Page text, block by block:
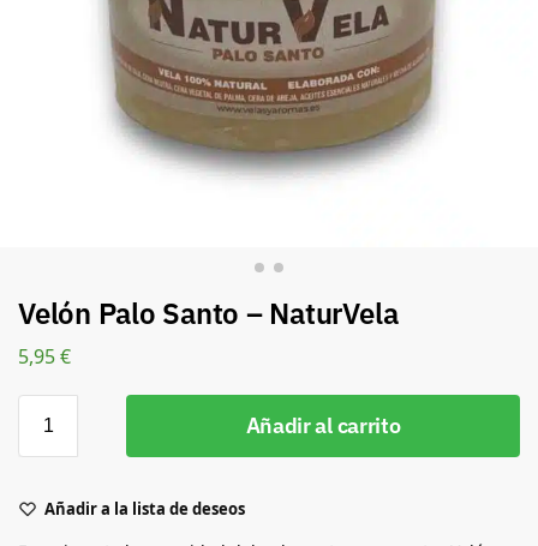
Velón Palo Santo – NaturVela
5,95€
Añadir al carrito
Añadir a la lista de deseos